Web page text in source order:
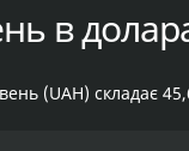
в
(UAH) складає